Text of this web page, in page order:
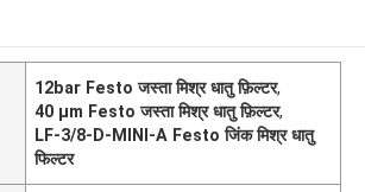
12bar Festo जस्ता मिश्र धातु फ़िल्टर,
40 μm Festo जस्ता मिश्र धातु फ़िल्टर,
LF-3/8-D-MINI-A Festo जिंक मिश्र धातु
फिल्टर